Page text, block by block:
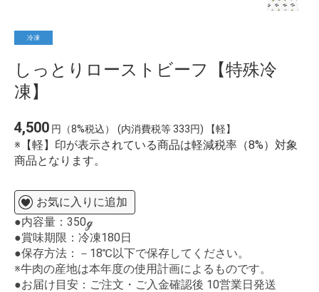
冷凍
しっとりローストビーフ【特殊冷
凍】
4,500 円（8%税込） (内消費税等 333円) 【軽】
※【軽】印が表示されている商品は軽減税率（8%）対象
商品となります。
お気に入りに追加
●内容量：350ℊ
●賞味期限：冷凍180日
●保存方法：－18℃以下で保存してください。
※牛肉の産地は本年度の使用計画によるものです。
●お届け目安：ご注文・ご入金確認後 10営業日発送